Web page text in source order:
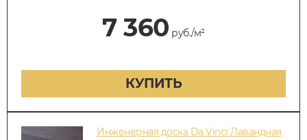
7 360 руб./м²
КУПИТЬ
Инженерная доска Da Vinci Лавандная